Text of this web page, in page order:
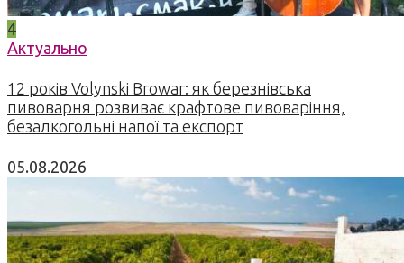
4
Актуально
12 років Volynski Browar: як березнівська
пивоварня розвиває крафтове пивоваріння,
безалкогольні напої та експорт
05.08.2026